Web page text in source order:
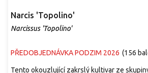
Narcis 'Topolino'
Narcissus 'Topolino'
PŘEDOBJEDNÁVKA PODZIM 2026 (156
Tento okouzlující zakrslý kultivar ze